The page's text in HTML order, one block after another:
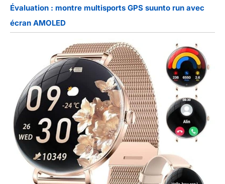
Évaluation : montre multisports GPS suunto run avec
écran AMOLED